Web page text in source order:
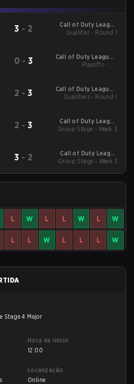
3 - 2
Call of Duty League
Stage 4 Major
Qualifier - Round 1
0 - 3
Call of Duty League -
Call of Duty League
Playoffs - UB
2 -3
Call of Duty League -
Call of Duty League
Qualifiers - Round 1
2 -3
Call of Duty League
2026 Regular Season
Group Stage - Week 3
3 - 2
Call of Duty League
2026 Regular Season
Group Stage - Week 3
L W L L W L W
L L W L L L W
Stage 4 Major
Hora de início
12:00
Localização
Online